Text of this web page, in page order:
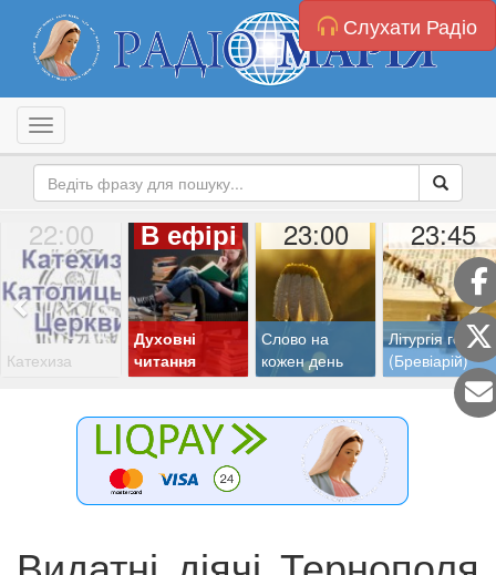
Слухати Радіо
Toggle navigation
22:00
Катехиза
В ефірі
Духовні
читання
23:00
Слово на
кожен день
23:45
Літургія годин
(Бревіарій)